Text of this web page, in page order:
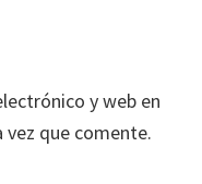
y web en
que comente.